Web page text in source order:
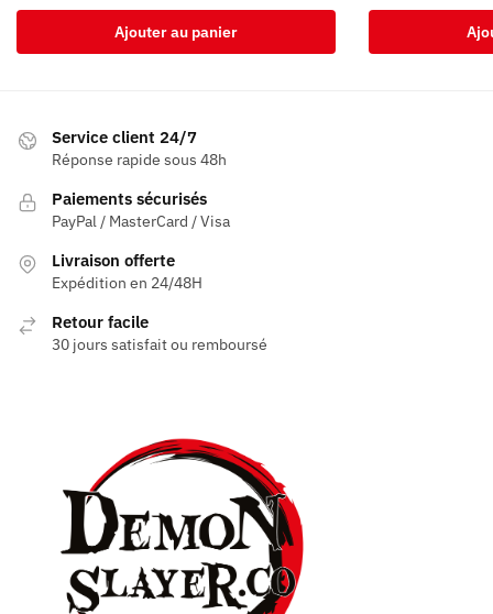
Ajouter au panier
Service client 24/7
Réponse rapide sous 48h
Paiements sécurisés
PayPal / MasterCard / Visa
Livraison offerte
Expédition en 24/48H
Retour facile
30 jours satisfait ou remboursé